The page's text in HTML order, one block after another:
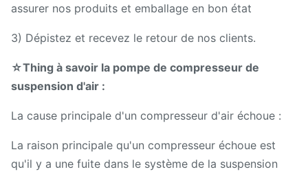
assurer nos produits et emballage en bon état
3) Dépistez et recevez le retour de nos clients.
☆Thing à savoir la pompe de compresseur de
suspension d'air :
La cause principale d'un compresseur d'air échoue :
La raison principale qu'un compresseur échoue est
qu'il y a une fuite dans le système de la suspension